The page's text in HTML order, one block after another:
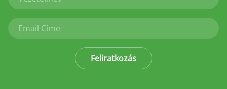
Feliratkozás